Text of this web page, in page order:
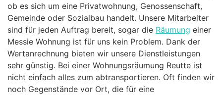
ob es sich um eine Privatwohnung, Genossenschaft,
Gemeinde oder Sozialbau handelt. Unsere Mitarbeiter
sind für jeden Auftrag bereit, sogar die Räumung einer
Messie Wohnung ist für uns kein Problem. Dank der
Wertanrechnung bieten wir unsere Dienstleistungen
sehr günstig. Bei einer Wohnungsräumung Reutte ist
nicht einfach alles zum abtransportieren. Oft finden wir
noch Gegenstände vor Ort, die für eine